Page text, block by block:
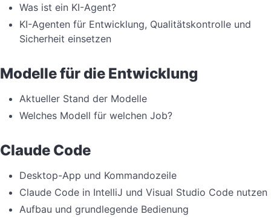
Was ist ein KI-Agent?
KI-Agenten für Entwicklung, Qualitätskontrolle und
Sicherheit einsetzen
Modelle für die Entwicklung
Aktueller Stand der Modelle
Welches Modell für welchen Job?
Claude Code
Desktop-App und Kommandozeile
Claude Code in IntelliJ und Visual Studio Code nutzen
Aufbau und grundlegende Bedienung